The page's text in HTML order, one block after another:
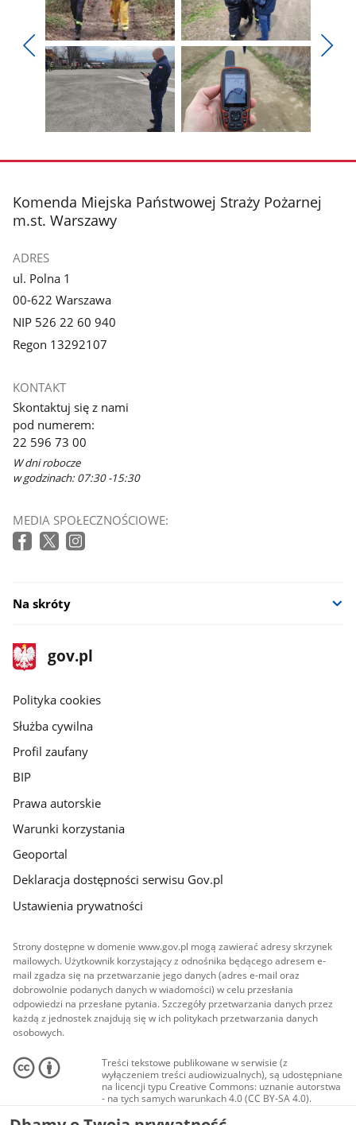
Pokaż
poprzednie
zdjęcia
Pokaż
zdjęcie
1
z
galerii.
Pokaż
zdjęcie
2
galerii.
zdjęcie
galerii.
zdjęcie
galerii.
stopka
Komenda Miejska Państwowej Straży Pożarnej
m.st. Warszawy
ADRES
ul. Polna 1
00-622 Warszawa
NIP 526 22 60 940
Regon 13292107
KONTAKT
Skontaktuj się z nami
pod numerem:
22 596 73 00
W dni robocze
w godzinach: 07:30 -15:30
MEDIA SPOŁECZNOŚCIOWE:
Na skróty
stopka
gov.pl
Strona
gov.pl
gov.pl
Polityka cookies
Służba cywilna
Profil zaufany
BIP
Prawa autorskie
Warunki korzystania
Geoportal
Deklaracja dostępności serwisu Gov.pl
Ustawienia prywatności
Strony dostępne w domenie www.gov.pl mogą zawierać adresy skrzynek
mailowych. Użytkownik korzystający z odnośnika będącego adresem e-
mail zgadza się na przetwarzanie jego danych (adres e-mail oraz
dobrowolnie podanych danych w wiadomości) w celu przesłania
odpowiedzi na przesłane pytania. Szczegóły przetwarzania danych przez
każdą z jednostek znajdują się w ich politykach przetwarzania danych
osobowych.
Treści tekstowe publikowane w serwisie (z
wyłączeniem treści audiowizualnych), są udostępniane
na licencji typu Creative Commons: uznanie autorstwa
- na tych samych warunkach 4.0 (CC BY-SA 4.0).
Materiały audiowizualne, w tym zdjęcia, materiały
audio i wideo, są udostępniane na licencji typu